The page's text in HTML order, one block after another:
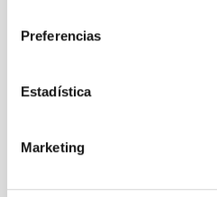
Preferencias
Estadística
Marketing